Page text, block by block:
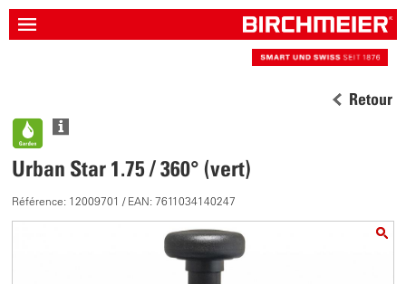
Retour
Urban Star 1.75 / 360° (vert)
Référence: 12009701 / EAN: 7611034140247